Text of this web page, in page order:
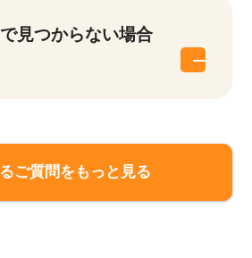
見つからない場合
ご質問をもっと見る